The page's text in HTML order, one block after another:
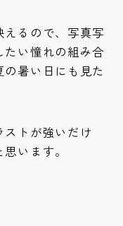
るので、写真写
たい憧れの組み合
暑い日にも見た
トが強いだけ
います。